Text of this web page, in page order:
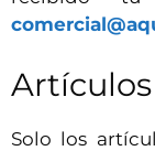
Solo los